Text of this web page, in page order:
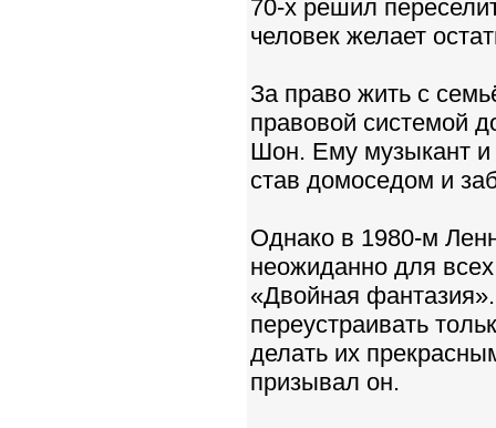
70-х решил
человек желает
За право жить с
правовой системой
Шон. Ему музыкант и
став домоседом и
Однако в 1980-м
неожиданно для
«Двойная
переустраивать
делать их
призывал он.